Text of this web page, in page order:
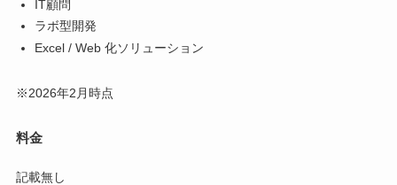
IT顧問
ラボ型開発
Excel / Web 化ソリューション
※2026年2月時点
料金
記載無し